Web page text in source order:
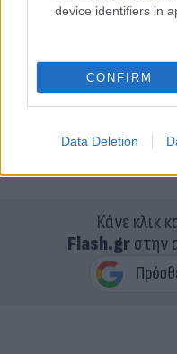
device identifiers in
CONFIRM
Data Deletion
Κάνε κλικ
Flash.grστην